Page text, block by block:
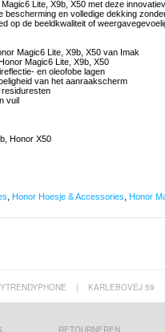
Lite, X9b, X50 met deze
bescherming en volledige dekking
op de beeldkwaliteit of
Magic6 Lite, X9b, X50 van Imak
Magic6 Lite, X9b, X50
en oleofobe lagen
van het aanraakscherm
residuresten
vuil
Honor X50
Honor Hoesje & Accessories Honor
| KARLEBOVEJ 59
RETOURNEREN